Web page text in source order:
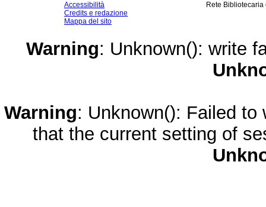
Accessibilità
Credits e redazione
Mappa del sito
Rete
Warning: Unknown(): write
Warning: Unknown(): Failed
that the current setting of